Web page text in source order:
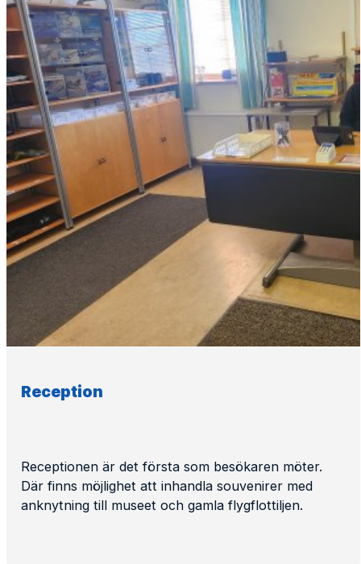
Reception
Receptionen är det första som besökaren möter.
Där finns möjlighet att inhandla souvenirer med
anknytning till museet och gamla flygflottiljen.